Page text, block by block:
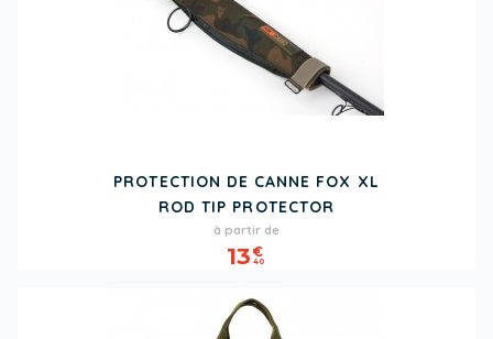
PROTECTION DE CANNE FOX XL
ROD TIP PROTECTOR
Prix
à partir de
13€
40